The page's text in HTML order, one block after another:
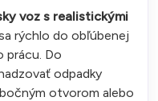
voz s realistickými
rýchlo do obľúbenej
prácu. Do
odpadky
otvorom alebo